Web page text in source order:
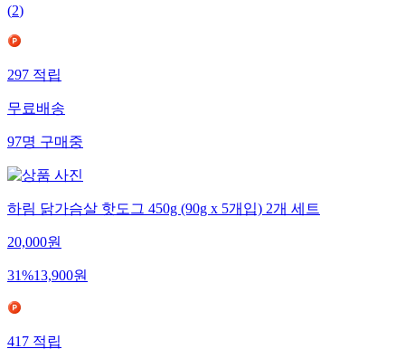
(2)
297적립
무료배송
97명구매중
하림 닭가슴살 핫도그 450g (90g x 5개입) 2개 세트
20,000원
31%13,900원